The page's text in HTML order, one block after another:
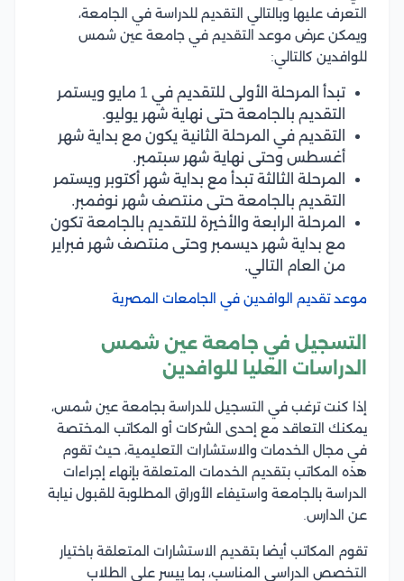
التعرف عليها وبالتالي التقديم للدراسة في الجامعة،
ويمكن عرض موعد التقديم في جامعة عين شمس
للوافدين كالتالي:
تبدأ المرحلة الأولى للتقديم في 1 مايو ويستمر
التقديم بالجامعة حتى نهاية شهر يوليو.
التقديم في المرحلة الثانية يكون مع بداية شهر
أغسطس وحتى نهاية شهر سبتمبر.
المرحلة الثالثة تبدأ مع بداية شهر أكتوبر ويستمر
التقديم بالجامعة حتى منتصف شهر نوفمبر.
المرحلة الرابعة والأخيرة للتقديم بالجامعة تكون
مع بداية شهر ديسمبر وحتى منتصف شهر فبراير
من العام التالي.
موعد تقديم الوافدين في الجامعات المصرية
التسجيل في جامعة عين شمس
الدراسات العليا للوافدين
إذا كنت ترغب في التسجيل للدراسة بجامعة عين شمس،
يمكنك التعاقد مع إحدى الشركات أو المكاتب المختصة
في مجال الخدمات والاستشارات التعليمية، حيث تقوم
هذه المكاتب بتقديم الخدمات المتعلقة بإنهاء إجراءات
الدراسة بالجامعة واستيفاء الأوراق المطلوبة للقبول نيابة
عن الدارس.
تقوم المكاتب أيضا بتقديم الاستشارات المتعلقة باختيار
التخصص الدراسي المناسب، بما ييسر على الطلاب